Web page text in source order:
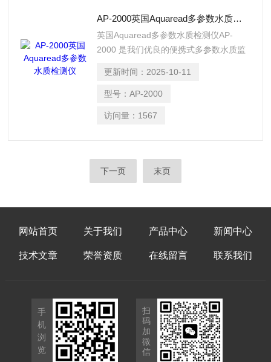
AP-2000英国Aquaread多参数水质检测仪
英国Aquaread多参数水质检测仪AP-
2000 是我们优良的便携式多参数水质监
准传感器，它还提供了一些定制选项，允
许您向探头添加更多传感器。我们所有的
阳极氧化处理，使其适用于淡水和咸水。
更新时间： 2025-10-11
型号：AP-2000
访问量： 1567
下一页 末页
网站首页 关于我们 产品中心 新闻中心
技术文章 荣誉资质 在线留言 联系我们
手
机
浏
览
扫
码
加
微
信